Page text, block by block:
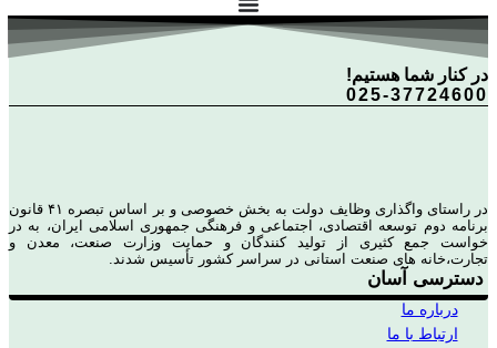
در کنار شما هستیم!
025-37724600
در راستای واگذاری وظایف دولت به بخش خصوصی و بر اساس تبصره ۴۱ قانون
برنامه دوم توسعه اقتصادی، اجتماعی و فرهنگی جمهوری اسلامی ایران، به در
خواست جمع کثیری از تولید کنندگان و حمایت وزارت صنعت، معدن و
تجارت،خانه های صنعت استانی در سراسر کشور تأسیس شدند.
دسترسی آسان
درباره ما
ارتباط با ما